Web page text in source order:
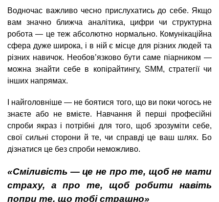
Водночас важливо чесно прислухатись до себе. Якщо
вам значно ближча аналітика, цифри чи структурна
робота — це теж абсолютно нормально. Комунікаційна
сфера дуже широка, і в ній є місце для різних людей та
різних навичок. Необов’язково бути саме піарником —
можна знайти себе в копірайтингу, SMM, стратегії чи
інших напрямах.
І найголовніше — не боятися того, що ви поки чогось не
знаєте або не вмієте. Навчання й перші професійні
спроби якраз і потрібні для того, щоб зрозуміти себе,
свої сильні сторони й те, чи справді це ваш шлях. Бо
дізнатися це без спроби неможливо.
«Сміливість — це не про те, щоб не мати
страху, а про те, щоб робити навіть
попри те, що тобі страшно»